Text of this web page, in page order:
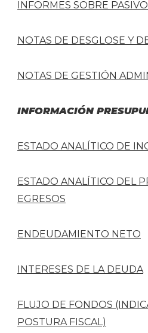
INFORMES SOBRE
NOTAS DE DESGLOSE Y
NOTAS DE GESTIÓN
INFORMACIÓN
ESTADO ANALÍTICO DE
ESTADO ANALÍTICO DEL
EGRESOS
ENDEUDAMIENTO NETO
INTERESES DE LA DEUDA
FLUJO DE FONDOS
POSTURA FISCAL)